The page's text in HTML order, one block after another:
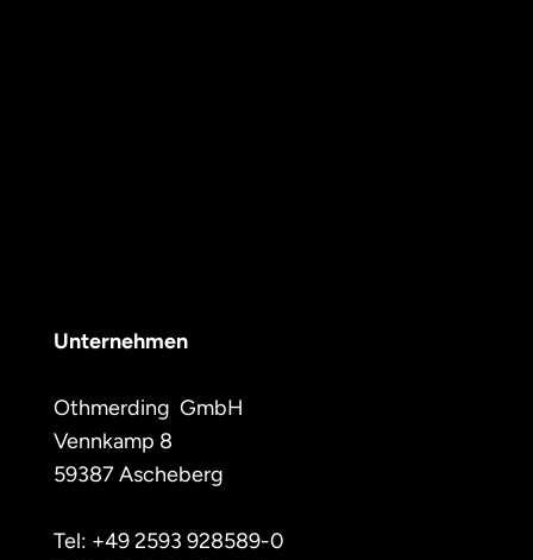
Unternehmen
Othmerding  GmbH
Vennkamp 8
59387 Ascheberg
Tel: +49 2593 928589-0